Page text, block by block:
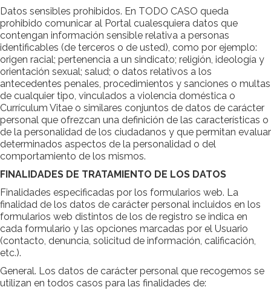
Datos sensibles prohibidos. En TODO CASO queda
prohibido comunicar al Portal cualesquiera datos que
contengan información sensible relativa a personas
identificables (de terceros o de usted), como por ejemplo:
origen racial; pertenencia a un sindicato; religión, ideología y
orientación sexual; salud; o datos relativos a los
antecedentes penales, procedimientos y sanciones o multas
de cualquier tipo, vinculados a violencia doméstica o
Currículum Vitae o similares conjuntos de datos de carácter
personal que ofrezcan una definición de las características o
de la personalidad de los ciudadanos y que permitan evaluar
determinados aspectos de la personalidad o del
comportamiento de los mismos.
FINALIDADES DE TRATAMIENTO DE LOS DATOS
Finalidades especificadas por los formularios web. La
finalidad de los datos de carácter personal incluidos en los
formularios web distintos de los de registro se indica en
cada formulario y las opciones marcadas por el Usuario
(contacto, denuncia, solicitud de información, calificación,
etc.).
General. Los datos de carácter personal que recogemos se
utilizan en todos casos para las finalidades de: